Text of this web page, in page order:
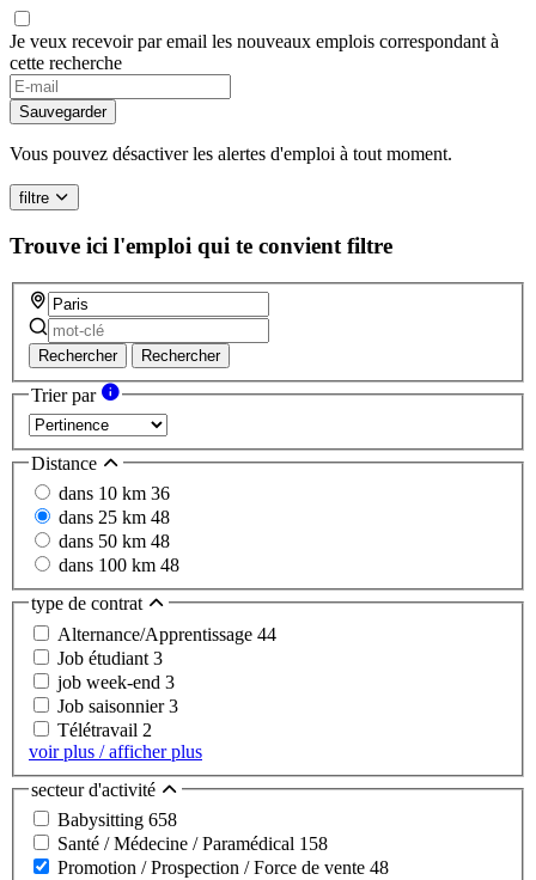
Je veux recevoir par email les nouveaux emplois correspondant à
cette recherche
Sauvegarder
Vous pouvez désactiver les alertes d'emploi à tout moment.
filtre
Trouve ici l'emploi qui te convient filtre
Rechercher Rechercher
Trier par
Distance
dans 10 km 36
dans 25 km 48
dans 50 km 48
dans 100 km 48
type de contrat
Alternance/Apprentissage 44
Job étudiant 3
job week-end 3
Job saisonnier3
Télétravail 2
voir plus / afficher plus
secteur d'activité
Babysitting 658
Santé / Médecine / Paramédical 158
Promotion / Prospection / Force de vente 48